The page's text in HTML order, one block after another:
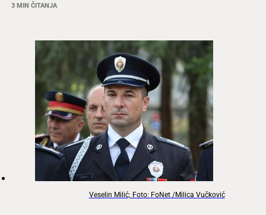
3 MIN ČITANJA
Veselin Milić; Foto: FoNet /Milica Vučković